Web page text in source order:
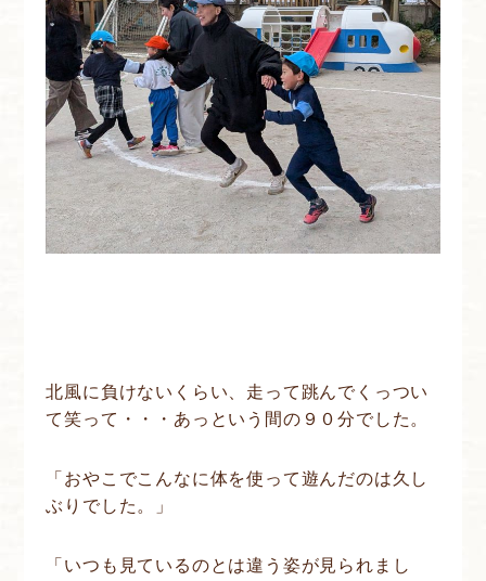
北風に負けないくらい、走って跳んでくっつい
て笑って・・・あっという間の９０分でした。
「おやこでこんなに体を使って遊んだのは久し
ぶりでした。」
「いつも見ているのとは違う姿が見られまし